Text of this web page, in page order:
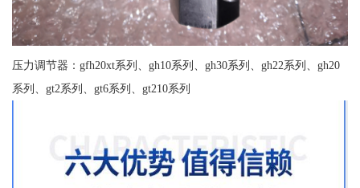
压力调节器：gfh20xt系列、gh10系列、gh30系列、gh22系列、gh20
系列、gt2系列、gt6系列、gt210系列